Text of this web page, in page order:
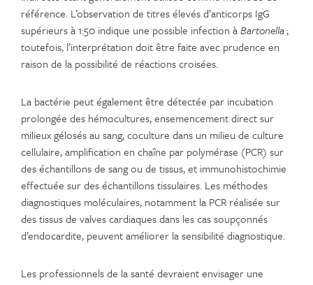
référence. L’observation de titres élevés d’anticorps IgG
supérieurs à 1:50 indique une possible infection àBartonella;
toutefois, l’interprétation doit être faite avec prudence en
raison de la possibilité de réactions croisées.
La bactérie peut également être détectée par incubation
prolongée des hémocultures, ensemencement direct sur
milieux gélosés au sang, coculture dans un milieu de culture
cellulaire, amplification en chaîne par polymérase (PCR) sur
des échantillons de sang ou de tissus, et immunohistochimie
effectuée sur des échantillons tissulaires. Les méthodes
diagnostiques moléculaires, notamment la PCR réalisée sur
des tissus de valves cardiaques dans les cas soupçonnés
d’endocardite, peuvent améliorer la sensibilité diagnostique.
Les professionnels de la santé devraient envisager une